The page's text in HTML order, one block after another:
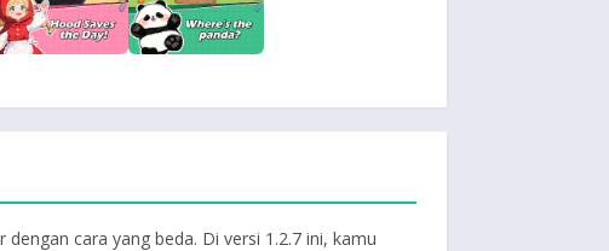
cara yang beda. Di versi 1.2.7 ini, kamu